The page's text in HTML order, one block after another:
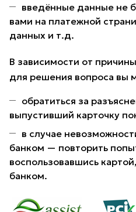
введённые данные не
вами на платежной
данных и т.д.
В зависимости от
для решения вопроса вы
обратиться за
выпустивший карточку
в случае
банком — повторить
воспользовавшись
банком.